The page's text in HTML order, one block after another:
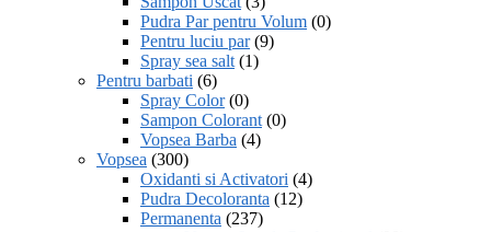
Pudra Par pentru Volum (0)
Pentru luciu par (9)
Spray sea salt (1)
Pentru barbati (6)
Spray Color (0)
Sampon Colorant (0)
Vopsea Barba (4)
Vopsea (300)
Oxidanti si Activatori (4)
Pudra Decoloranta (12)
Permanenta (237)